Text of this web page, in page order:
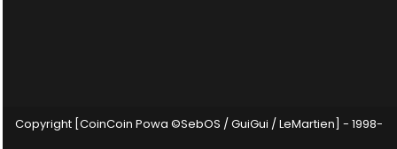
Copyright [CoinCoin Powa ©SebOS / GuiGui / LeMartien] - 1998-